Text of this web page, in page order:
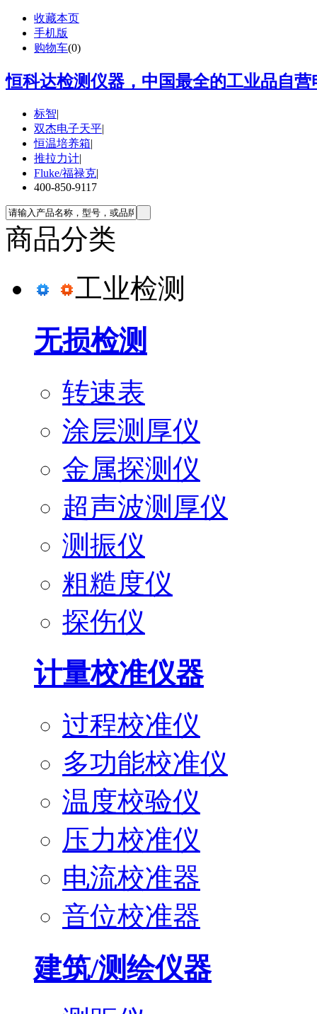
收藏本页
手机版
购物车(0)
恒科达检测仪器，中国最全的工业品自
标智|
双杰电子天平|
恒温培养箱|
推拉力计|
Fluke/福禄克|
400-850-9117
商品分类
工业检测
无损检测
转速表
涂层测厚仪
金属探测仪
超声波测厚仪
测振仪
粗糙度仪
探伤仪
计量校准仪器
过程校准仪
多功能校准仪
温度校验仪
压力校准仪
电流校准器
音位校准器
建筑/测绘仪器